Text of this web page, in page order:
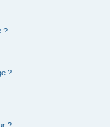
?
?
?